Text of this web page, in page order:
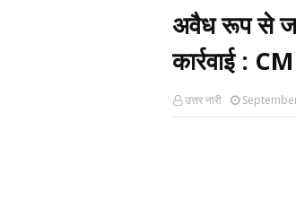
अवैध रूप से
कार्रवाई :
उत्तर नारी